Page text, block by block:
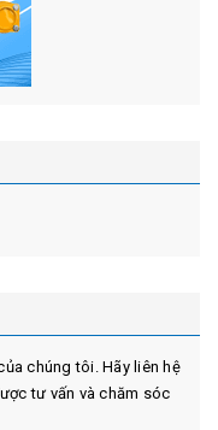
chúng tôi. Hãy liên hệ
tư vấn và chăm sóc